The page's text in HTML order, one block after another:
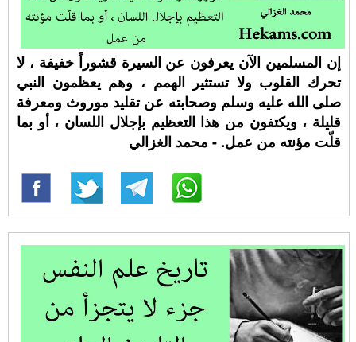
إن المسلمين الآن يعرفون عن السيرة قشوراً خفيفة ، لا
تحرك القلوب ولا تستثير الهمم ، وهم يعظمون النبي
صلى الله عليه وسلم وصحابته عن تقليد موروث ومعرفة
قليلة ، ويكتفون من هذا التعظيم بإجلال اللسان ، أو بما
قلّت مؤنته من عمل. - محمد الغزالي